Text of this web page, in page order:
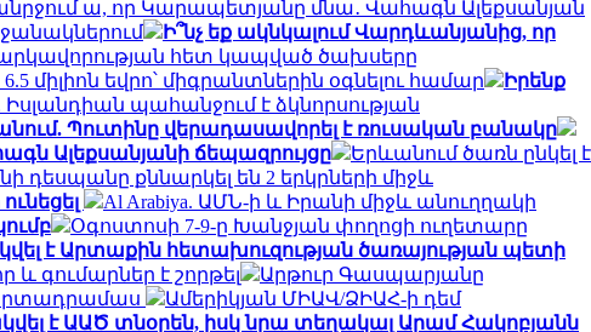
ա, որ Կարապետյանը մնա․ Վահագն Ալեքսանյան
Ի՞նչ եք ակնկալում Վարդևանյանից, որ
հետ կապված ծախսերը
միլիոն եվրո՝ միգրանտներին օգնելու համար
Իրենք
Իսլանդիան պահանջում է ձկնորսության
Պուտինը վերադասավորել է ռուսական բանակը
Ալեքսանյանի ճեպազրույցը
Երևանում ծառն ընկել է
դեսպանը քննարկել են 2 երկրների միջև
Al Arabiya. ԱՄՆ-ի և Իրանի միջև անուղղակի
Օգոստոսի 7-9-ը Խանջյան փողոցի ուղետարը
է Արտաքին հետախուզության ծառայության պետի
գումարներ է շորթել
Արթուր Գասպարյանը
արտադրամաս
Ամերիկյան ՄԻԱՎ/ՁԻԱՀ-ի դեմ
է ԱԱԾ տնօրեն, իսկ նրա տեղակալ Արամ Հակոբյանն